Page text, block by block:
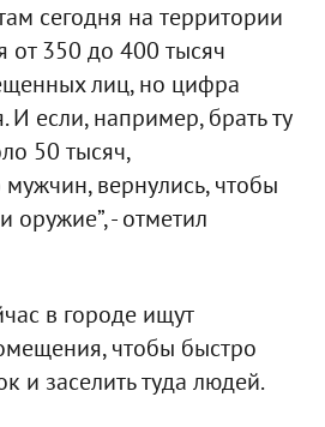
сегодня на территории
от 350 до 400 тысяч
лиц, но цифра
И если, например, брать ту
50 тысяч,
вернулись, чтобы
оружие”, - отметил
в городе ищут
чтобы быстро
и заселить туда людей.